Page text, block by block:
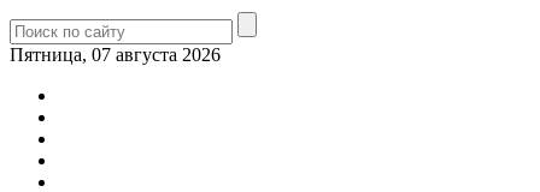
Пятница, 07 августа 2026